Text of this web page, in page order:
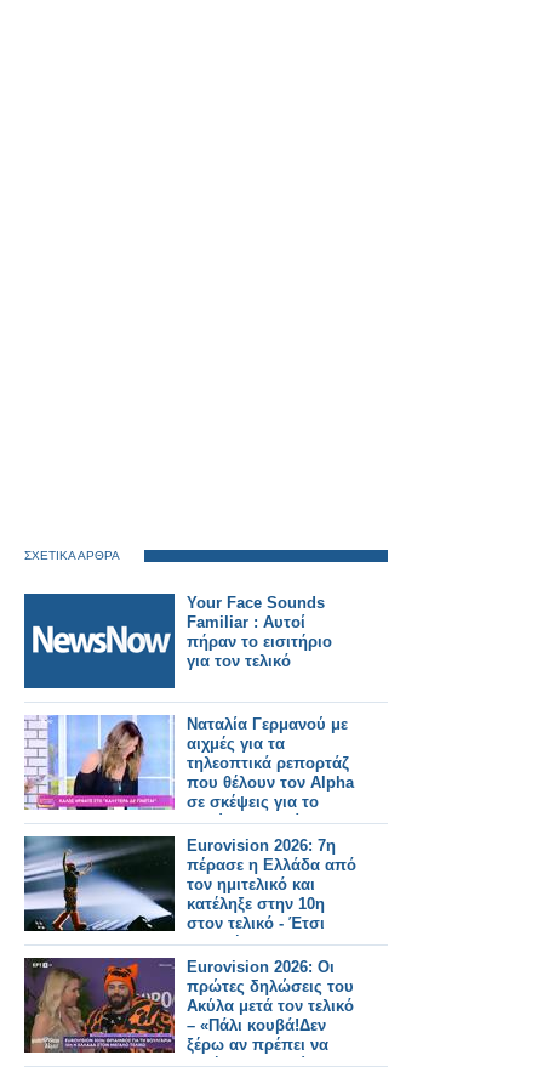
ΣΧΕΤΙΚΑ ΑΡΘΡΑ
Your Face Sounds
Familiar : Αυτοί
πήραν το εισιτήριο
για τον τελικό
Ναταλία Γερμανού με
αιχμές για τα
τηλεοπτικά ρεπορτάζ
που θέλουν τον Alpha
σε σκέψεις για το
Καλύτερα δε γίνεται...
Eurovision 2026: 7η
πέρασε η Ελλάδα από
τον ημιτελικό και
κατέληξε στην 10η
στον τελικό - Έτσι
μας ψήφισαν
Eurovision 2026: Οι
πρώτες δηλώσεις του
Ακύλα μετά τον τελικό
– «Πάλι κουβά!Δεν
ξέρω αν πρέπει να
ζητήσω συγγνώμη»